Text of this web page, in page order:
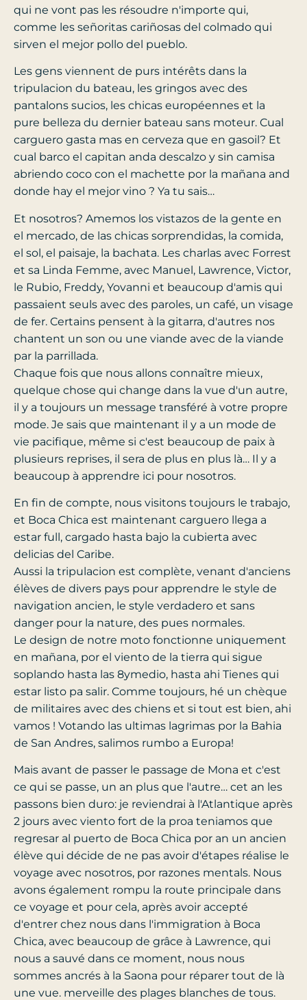
qui ne vont pas les résoudre n'importe qui,
comme les señoritas cariñosas del colmado qui
sirven el mejor pollo del pueblo.
Les gens viennent de purs intérêts dans la
tripulacion du bateau, les gringos avec des
pantalons sucios, les chicas européennes et la
pure belleza du dernier bateau sans moteur. Cual
carguero gasta mas en cerveza que en gasoil? Et
cual barco el capitan anda descalzo y sin camisa
abriendo coco con el machette por la mañana and
donde hay el mejor vino ? Ya tu sais…
Et nosotros? Amemos los vistazos de la gente en
el mercado, de las chicas sorprendidas, la comida,
el sol, el paisaje, la bachata. Les charlas avec Forrest
et sa Linda Femme, avec Manuel, Lawrence, Victor,
le Rubio, Freddy, Yovanni et beaucoup d'amis qui
passaient seuls avec des paroles, un café, un visage
de fer. Certains pensent à la gitarra, d'autres nos
chantent un son ou une viande avec de la viande
par la parrillada.
Chaque fois que nous allons connaître mieux,
quelque chose qui change dans la vue d'un autre,
il y a toujours un message transféré à votre propre
mode. Je sais que maintenant il y a un mode de
vie pacifique, même si c'est beaucoup de paix à
plusieurs reprises, il sera de plus en plus là… Il y a
beaucoup à apprendre ici pour nosotros.
En fin de compte, nous visitons toujours le trabajo,
et Boca Chica est maintenant carguero llega a
estar full, cargado hasta bajo la cubierta avec
delicias del Caribe.
Aussi la tripulacion est complète, venant d'anciens
élèves de divers pays pour apprendre le style de
navigation ancien, le style verdadero et sans
danger pour la nature, des pues normales.
Le design de notre moto fonctionne uniquement
en mañana, por el viento de la tierra qui sigue
soplando hasta las 8ymedio, hasta ahi Tienes qui
estar listo pa salir. Comme toujours, hé un chèque
de militaires avec des chiens et si tout est bien, ahi
vamos ! Votando las ultimas lagrimas por la Bahia
de San Andres, salimos rumbo a Europa!
Mais avant de passer le passage de Mona et c'est
ce qui se passe, un an plus que l'autre… cet an les
passons bien duro: je reviendrai à l'Atlantique après
2 jours avec viento fort de la proa teniamos que
regresar al puerto de Boca Chica por an un ancien
élève qui décide de ne pas avoir d'étapes réalise le
voyage avec nosotros, por razones mentals. Nous
avons également rompu la route principale dans
ce voyage et pour cela, après avoir accepté
d'entrer chez nous dans l'immigration à Boca
Chica, avec beaucoup de grâce à Lawrence, qui
nous a sauvé dans ce moment, nous nous
sommes ancrés à la Saona pour réparer tout de là
une vue. merveille des plages blanches de tous.